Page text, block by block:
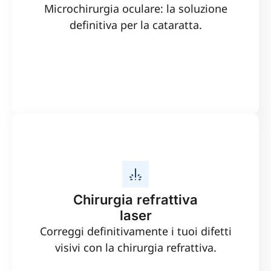
massima sicurezza per i pazienti e non rinunciate
alla vista, è preziosa e vedere mia madre
commossa per non aver mai visto in modo così
Microchirurgia oculare: la soluzione
definitiva per la cataratta.
Chirurgia refrattiva
laser
Correggi definitivamente i tuoi difetti
visivi con la chirurgia refrattiva.